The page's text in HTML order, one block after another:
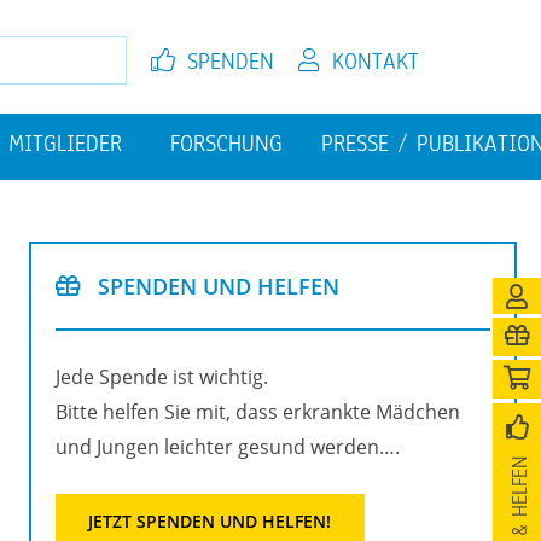
KON­TAKT
SPEN­DEN
MIT­GLIE­DER FOR­SCHUNG PRES­SE /
SPEN­DEN UND HEL­FEN
Jede Spen­de ist wich­tig.
Bitte hel­fen Sie mit, dass er­krank­te Mäd­chen
und Jun­gen leich­ter ge­sund wer­den….
JETZT SPEN­DEN UND HEL­FEN!